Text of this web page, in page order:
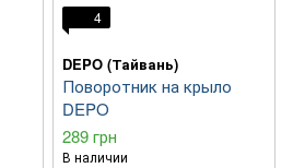
4
DEPO (Тайвань)
Поворотник на крыло
DEPO
289 грн
В наличии